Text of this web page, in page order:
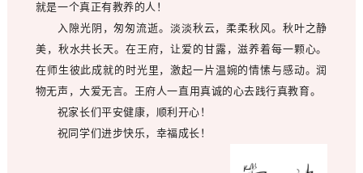
就是一个真正有教养的人！
入隙光阴，匆匆流逝。淡淡秋云，柔柔秋风。秋叶之静
美，秋水共长天。在王府，让爱的甘露，滋养着每一颗心。
在师生彼此成就的时光里，激起一片温婉的情愫与感动。润
物无声，大爱无言。王府人一直用真诚的心去践行真教育。
祝家长们平安健康，顺利开心！
祝同学们进步快乐，幸福成长！